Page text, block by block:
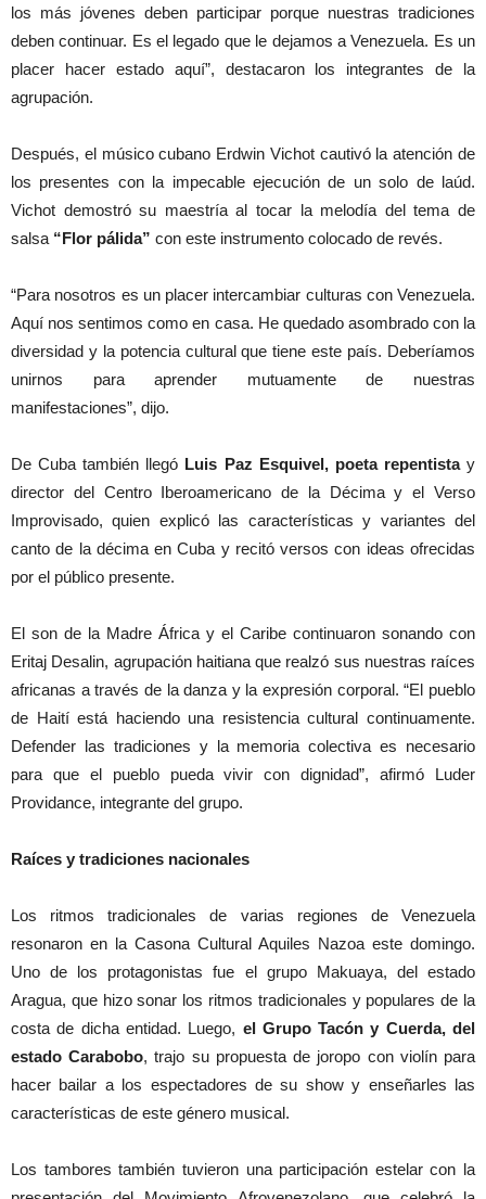
los más jóvenes deben participar porque nuestras tradiciones
deben continuar. Es el legado que le dejamos a Venezuela. Es un
placer hacer estado aquí”, destacaron los integrantes de la
agrupación.
Después, el músico cubano Erdwin Vichot cautivó la atención de
los presentes con la impecable ejecución de un solo de laúd.
Vichot demostró su maestría al tocar la melodía del tema de
salsa “Flor pálida” con este instrumento colocado de revés.
“Para nosotros es un placer intercambiar culturas con Venezuela.
Aquí nos sentimos como en casa. He quedado asombrado con la
diversidad y la potencia cultural que tiene este país. Deberíamos
unirnos para aprender mutuamente de nuestras
manifestaciones”, dijo.
De Cuba también llegó Luis Paz Esquivel, poeta repentistay
director del Centro Iberoamericano de la Décima y el Verso
Improvisado, quien explicó las características y variantes del
canto de la décima en Cuba y recitó versos con ideas ofrecidas
por el público presente.
El son de la Madre África y el Caribe continuaron sonando con
Eritaj Desalin, agrupación haitiana que realzó sus nuestras raíces
africanas a través de la danza y la expresión corporal. “El pueblo
de Haití está haciendo una resistencia cultural continuamente.
Defender las tradiciones y la memoria colectiva es necesario
para que el pueblo pueda vivir con dignidad”, afirmó Luder
Providance, integrante del grupo.
Raíces y tradiciones nacionales
Los ritmos tradicionales de varias regiones de Venezuela
resonaron en la Casona Cultural Aquiles Nazoa este domingo.
Uno de los protagonistas fue el grupo Makuaya, del estado
Aragua, que hizo sonar los ritmos tradicionales y populares de la
costa de dicha entidad. Luego, el Grupo Tacón y Cuerda, del
estado Carabobo, trajo su propuesta de joropo con violín para
hacer bailar a los espectadores de su show y enseñarles las
características de este género musical.
Los tambores también tuvieron una participación estelar con la